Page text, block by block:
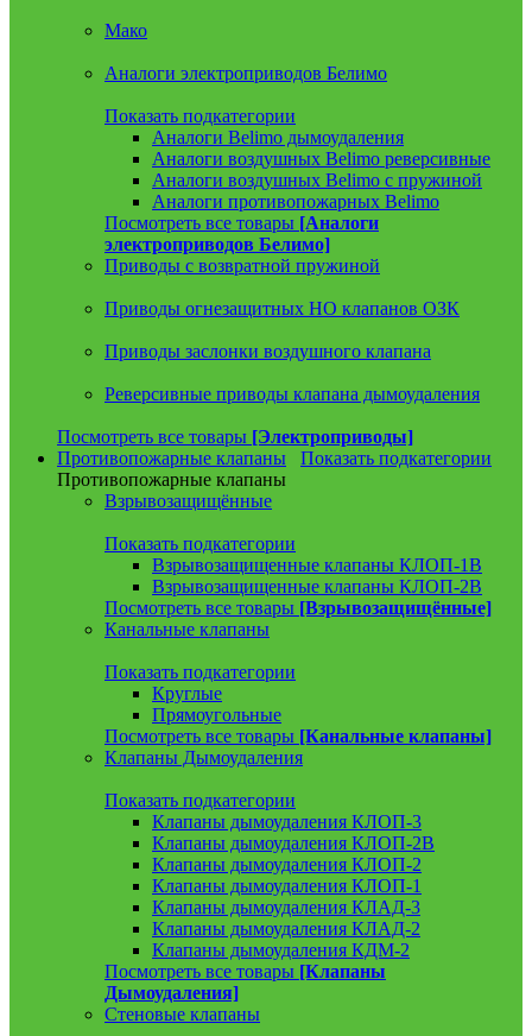
Мако
Аналоги электроприводов Белимо
Показать подкатегории
Аналоги Belimo дымоудаления
Аналоги воздушных Belimo реверсивные
Аналоги воздушных Belimo с пружиной
Аналоги противопожарных Belimo
Посмотреть все товары [Аналоги
электроприводов Белимо]
Приводы с возвратной пружиной
Приводы огнезащитных НО клапанов ОЗК
Приводы заслонки воздушного клапана
Реверсивные приводы клапана дымоудаления
Посмотреть все товары [Электроприводы]
Противопожарные клапаны
Показать подкатегории
Противопожарные клапаны
Взрывозащищённые
Показать подкатегории
Взрывозащищенные клапаны КЛОП-1В
Взрывозащищенные клапаны КЛОП-2В
Посмотреть все товары [Взрывозащищённые]
Канальные клапаны
Показать подкатегории
Круглые
Прямоугольные
Посмотреть все товары [Канальные клапаны]
Клапаны Дымоудаления
Показать подкатегории
Клапаны дымоудаления КЛОП-3
Клапаны дымоудаления КЛОП-2В
Клапаны дымоудаления КЛОП-2
Клапаны дымоудаления КЛОП-1
Клапаны дымоудаления КЛАД-3
Клапаны дымоудаления КЛАД-2
Клапаны дымоудаления КДМ-2
Посмотреть все товары [Клапаны
Дымоудаления]
Стеновые клапаны